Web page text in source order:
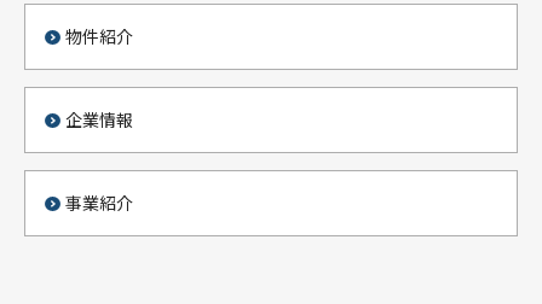
物件紹介
企業情報
事業紹介